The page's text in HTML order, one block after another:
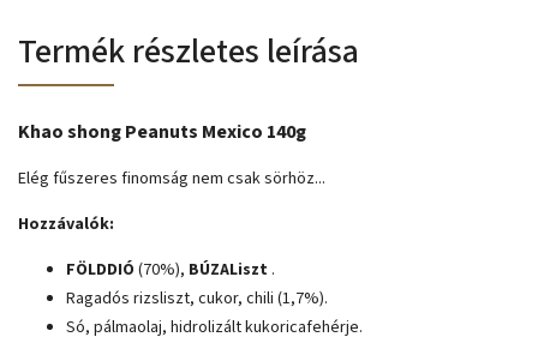
Termék részletes leírása
Khao shong Peanuts Mexico 140g
Elég fűszeres finomság nem csak sörhöz...
Hozzávalók:
FÖLDDIÓ (70%), BÚZALiszt .
Ragadós rizsliszt, cukor, chili (1,7%).
Só, pálmaolaj, hidrolizált kukoricafehérje.